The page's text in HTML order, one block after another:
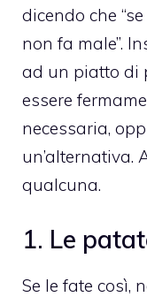
dicendo che
non fa male”.
ad un piatto di
essere
necessaria,
un’alternativa.
qualcuna.
1. Le
Se le fate così,